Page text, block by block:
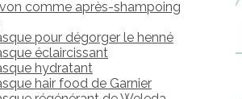
comme après-shampoing
pour dégorger le henné
éclaircissant
hydratant
hair food de Garnier